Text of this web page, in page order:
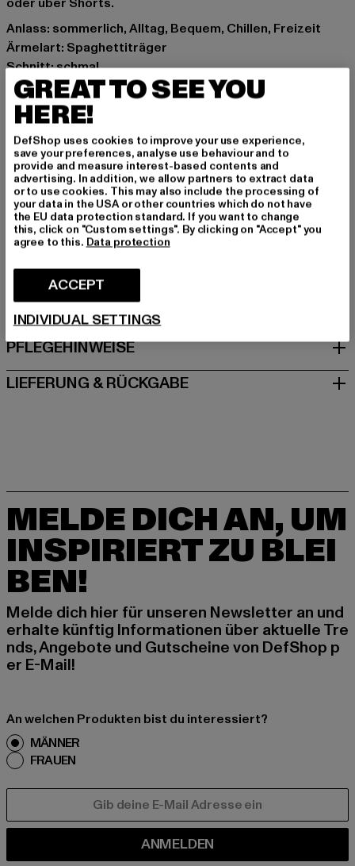
Anlass: sommerlich, Alltag, Bequem, Chillen, Freizeit
Ärmelart: Spaghettiträger
Schnitt: schmal
Marke: Cloud5ive
Kat.: Tank Tops
Farbe: schwarz, weiß
Hersteller Farbe: white/black
Materialzusammensetzung: 95% Polyester, 5% Elasthan
Art.Nr: CL3906-01248
Hersteller: Styleboom Textilhandels GmbH & Co. KG |
info@77onlineshop.eu
GRÖSSE & PASSFORM
PFLEGEHINWEISE
LIEFERUNG & RÜCKGABE
MELDE DICH AN, UM
INSPIRIERT ZU BLEI
BEN!
Melde dich hier für unseren Newsletter an und
erhalte künftig Informationen über aktuelle Tre
nds, Angebote und Gutscheine von DefShop p
er E-Mail!
An welchen Produkten bist du interessiert?
MÄNNER
FRAUEN
ANMELDEN
GREAT TO SEE YOU
HERE!
DefShop uses cookies to improve your use experience,
save your preferences, analyse use behaviour and to
provide and measure interest-based contents and
advertising. In addition, we allow partners to extract data
or to use cookies. This may also include the processing of
your data in the USA or other countries which do not have
the EU data protection standard. If you want to change
this, click on "Custom settings". By clicking on "Accept" you
agree to this. Data protection
ACCEPT
INDIVIDUAL SETTINGS